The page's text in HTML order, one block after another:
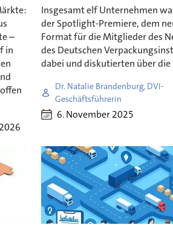
–
in
Insgesamt elf Unternehmen
der Spotlight-Premiere, dem
Format für die Mitglieder des
des Deutschen
dabei und diskutierten über die
Dr. Natalie Brandenburg, DVI-
Geschäftsführerin
6. November 2025